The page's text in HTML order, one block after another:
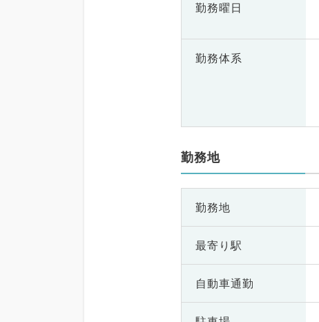
勤務曜日
勤務体系
勤務地
勤務地
最寄り駅
自動車通勤